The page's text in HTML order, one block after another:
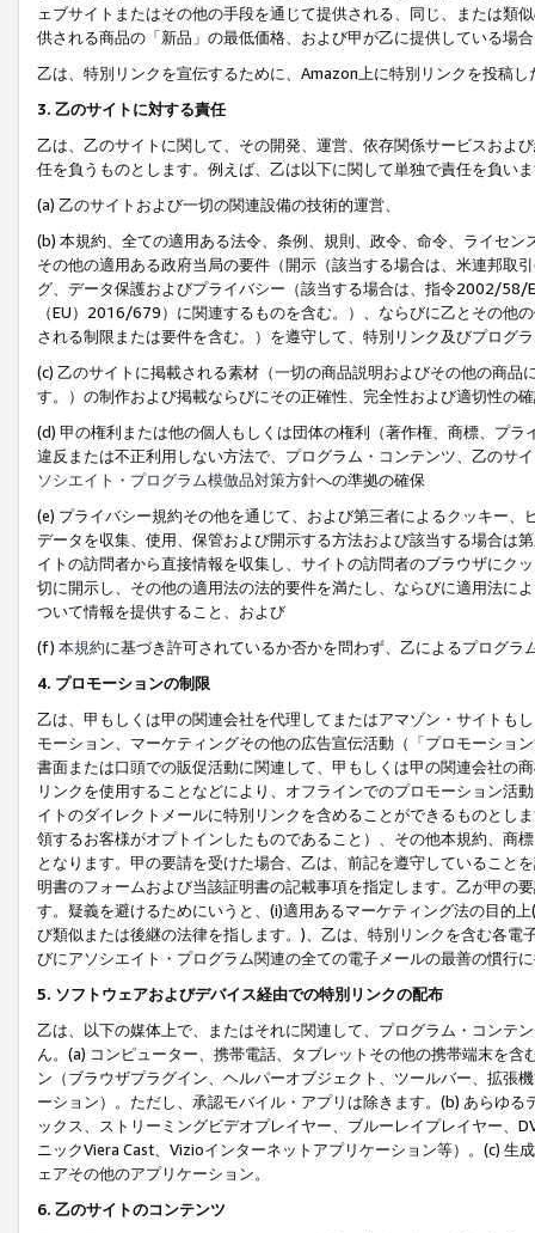
ェブサイトまたはその他の手段を通じて提供される、同じ、または類
供される商品の「新品」の最低価格、および甲が乙に提供している場
乙は、特別リンクを宣伝するために、Amazon上に特別リンクを投稿
3. 乙のサイトに対する責任
乙は、乙のサイトに関して、その開発、運営、依存関係サービスおよ
任を負うものとします。例えば、乙は以下に関して単独で責任を負い
(a) 乙のサイトおよび一切の関連設備の技術的運営、
(b) 本規約、全ての適用ある法令、条例、規則、政令、命令、ライセ
その他の適用ある政府当局の要件（開示（該当する場合は、米連邦取
グ、データ保護およびプライバシー（該当する場合は、指令2002/58/
（EU）2016/679）に関連するものを含む。）、ならびに乙とその他
される制限または要件を含む。）を遵守して、特別リンク及びプログ
(c) 乙のサイトに掲載される素材（一切の商品説明およびその他の商
す。）の制作および掲載ならびにその正確性、完全性および適切性の
(d) 甲の権利または他の個人もしくは団体の権利（著作権、商標、プ
違反または不正利用しない方法で、プログラム・コンテンツ、乙のサ
ソシエイト・プログラム模倣品対策方針への準拠の確保
(e) プライバシー規約その他を通じて、および第三者によるクッキー
データを収集、使用、保管および開示する方法および該当する場合は
イトの訪問者から直接情報を収集し、サイトの訪問者のブラウザにク
切に開示し、その他の適用法の法的要件を満たし、ならびに適用法に
ついて情報を提供すること、および
(f) 本規約に基づき許可されているか否かを問わず、乙によるプログ
4. プロモーションの制限
乙は、甲もしくは甲の関連会社を代理してまたはアマゾン・サイトも
モーション、マーケティングその他の広告宣伝活動（「プロモーショ
書面または口頭での販促活動に関連して、甲もしくは甲の関連会社の
リンクを使用することなどにより、オフラインでのプロモーション活
イトのダイレクトメールに特別リンクを含めることができるものとし
領するお客様がオプトインしたものであること）、その他本規約、商
となります。甲の要請を受けた場合、乙は、前記を遵守していること
明書のフォームおよび当該証明書の記載事項を指定します。乙が甲の
す。疑義を避けるためにいうと、(i)適用あるマーケティング法の目的
び類似または後継の法律を指します。)、乙は、特別リンクを含む各
びにアソシエイト・プログラム関連の全ての電子メールの最善の慣行
5. ソフトウェアおよびデバイス経由での特別リンクの配布
乙は、以下の媒体上で、またはそれに関連して、プログラム・コンテ
ん。(a) コンピューター、携帯電話、タブレットその他の携帯端末を
ン（ブラウザプラグイン、ヘルパーオブジェクト、ツールバー、拡張
ーション）。ただし、承認モバイル・アプリは除きます。(b) あらゆ
ックス、ストリーミングビデオプレイヤー、ブルーレイプレイヤー、
ニックViera Cast、Vizioインターネットアプリケーション等）。(c)
ェアその他のアプリケーション。
6. 乙のサイトのコンテンツ